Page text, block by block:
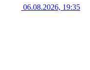
06.08.2026, 19:35